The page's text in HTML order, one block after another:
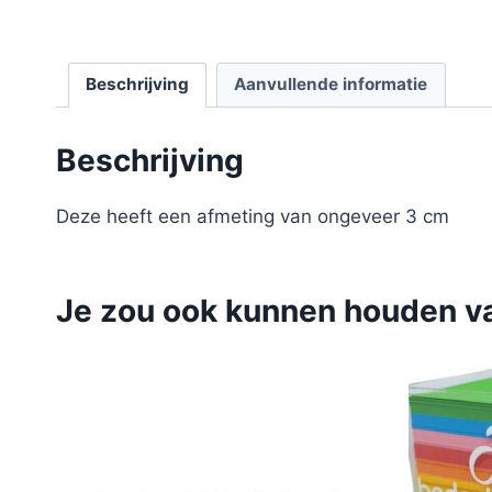
Beschrijving Aanvullende informatie
Beschrijving
Deze heeft een afmeting van ongeveer 3 cm
Je zou ook kunnen houden